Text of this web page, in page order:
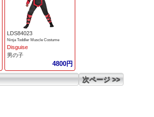
LDS84023
Ninja Toddler Muscle Costume
Disguise
男の子
4800円
次ページ >>